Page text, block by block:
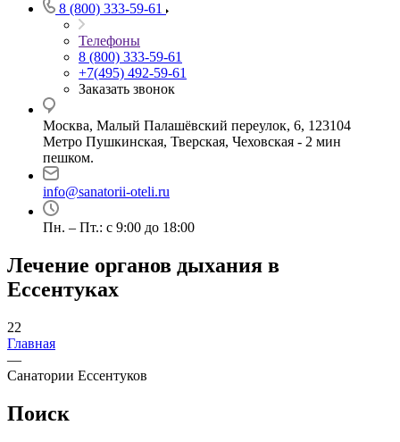
8 (800) 333-59-61
Телефоны
8 (800) 333-59-61
+7(495) 492-59-61
Заказать звонок
Москва, Малый Палашёвский переулок, 6, 123104
Метро Пушкинская, Тверская, Чеховская - 2 мин
пешком.
info@sanatorii-oteli.ru
Пн. – Пт.: с 9:00 до 18:00
Лечение органов дыхания в
Ессентуках
22
Главная
—
Санатории Ессентуков
Поиск